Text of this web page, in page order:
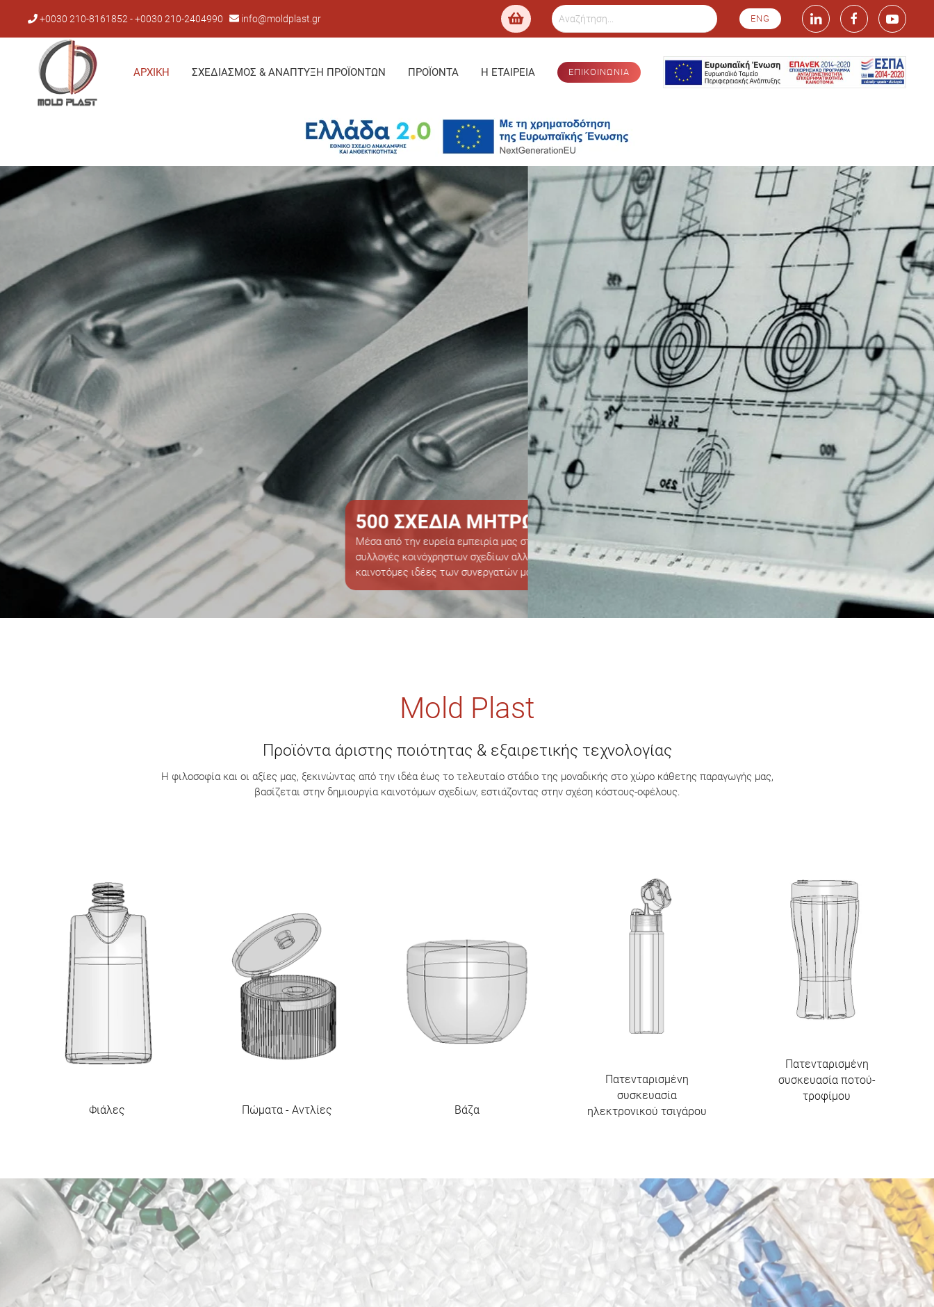
+0030 210-8161852 - +0030 210-2404990 info@moldplast.gr ENG
ΑΡΧΙΚΉ ΣΧΕΔΙΑΣΜΌΣ & ΑΝΆΠΤΥΞΗ ΠΡΟΪΌΝΤΩΝ ΠΡΟΪΌΝΤΑ Η ΕΤΑΙΡΕΊΑ ΕΠΙΚΟΙΝΩΝΙΑ
60 ΧΡΟΝΙΑ ΕΜΠΕΙΡΙΑ
Η πολύχρονη εμπειρία μας πιστοποιεί τους εκθετικούς παράγοντες ανάπτυξης τα
τελευταία 20 χρόνια. Ωστόσο, είναι το πραγματικό μας ενδιαφέρον και ο
επαγγελματισμός που μετατρέπει τους πελάτες μας σε συνεργάτες, καλλιεργώντας
έτσι υγιείς και μακροπρόθεσμες συνεργασίες.
Mold Plast
Προϊόντα άριστης ποιότητας & εξαιρετικής τεχνολογίας
Η φιλοσοφία και οι αξίες μας, ξεκινώντας από την ιδέα έως το τελευταίο στάδιο της μοναδικής στο χώρο κάθετης παραγωγής μας,
βασίζεται στην δημιουργία καινοτόμων σχεδίων, εστιάζοντας στην σχέση κόστους-οφέλους.
Φιάλες Πώματα - Αντλίες Βάζα
Πατενταρισμένη
συσκευασία
ηλεκτρονικού τσιγάρου
Πατενταρισμένη
συσκευασία ποτού-
τροφίμου